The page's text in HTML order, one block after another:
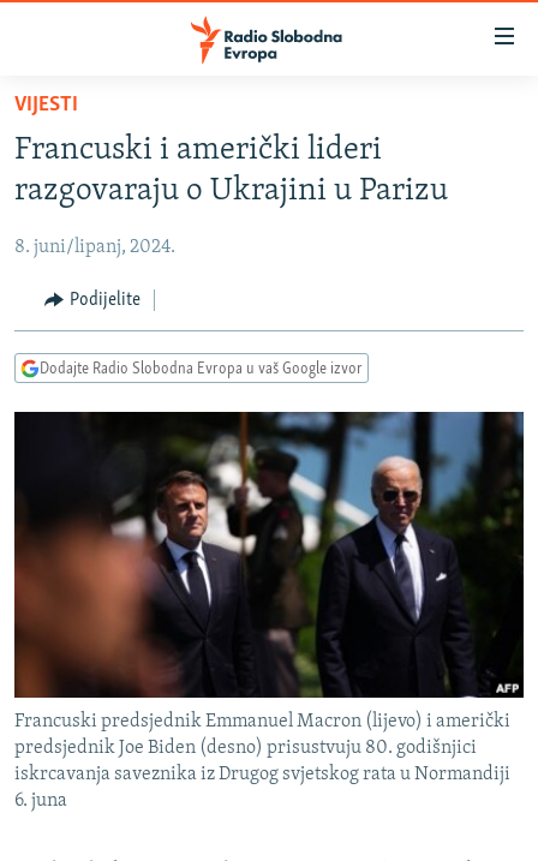
Pređite
glavni
sadržaj
Pređite
na
navigaciju
Pređite
na
SRBIJA
KOSOVO
CRNA GORA
VIDEO
PODCASTI
KINA NA BALKANU
RSE PRIČE IZ SVIJETA
ISPRIČAJ MI
DNEVNO@RSE
SPECIJALI RSE
VIŠE OD NASLOVA
GENOCID U SREBRENICI
POPLAVE I KLIZIŠTA U BIH 2024.
PRATITE NAS
VIJESTI
Francuski i američki lideri
razgovaraju o Ukrajini u Parizu
8. juni/lipanj, 2024.
Podijelite
Dodajte Radio Slobodna Evropa u vaš Google izvor
Francuski predsjednik Emmanuel Macron (lijevo) i američki
predsjednik Joe Biden (desno) prisustvuju 80. godišnjici
iskrcavanja saveznika iz Drugog svjetskog rata u Normandiji
6. juna